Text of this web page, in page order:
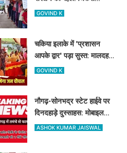
इवोल्यूशंस फाउंडेशन ने चंदौली
GOVIND K
चकिया इलाके में 'प्रशासन
आपके द्वार' पड़ा सुस्त: मालदह
गांव की मेगा जन चौपाल में नहीं
GOVIND K
नौगढ़-सोनभद्र स्टेट हाईवे पर
दिनदहाड़े दुस्साहस: मोबाइल
व्यवसायी पर तमंचे से फायरिंग,
ASHOK KUMAR JAISWAL